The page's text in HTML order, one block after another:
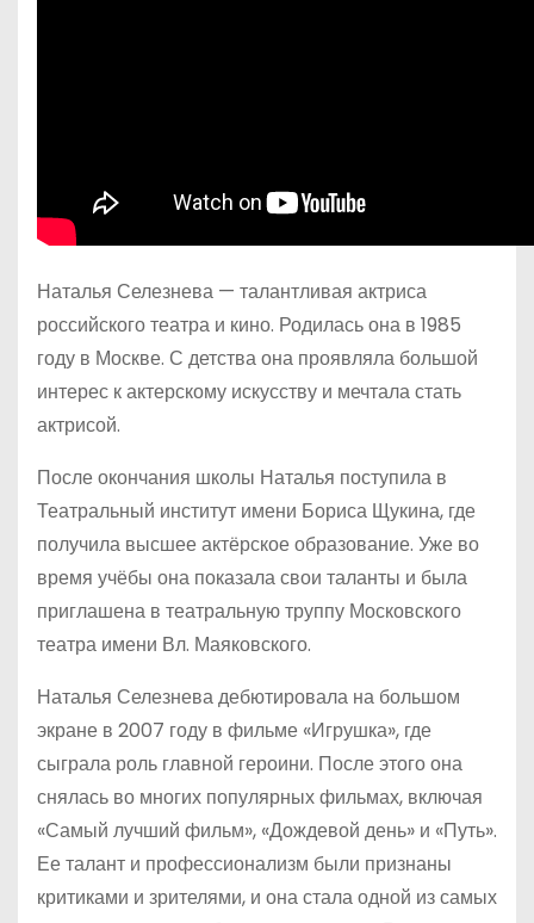
Наталья Селезнева — талантливая актриса
российского театра и кино. Родилась она в 1985
году в Москве. С детства она проявляла большой
интерес к актерскому искусству и мечтала стать
актрисой.
После окончания школы Наталья поступила в
Театральный институт имени Бориса Щукина, где
получила высшее актёрское образование. Уже во
время учёбы она показала свои таланты и была
приглашена в театральную труппу Московского
театра имени Вл. Маяковского.
Наталья Селезнева дебютировала на большом
экране в 2007 году в фильме «Игрушка», где
сыграла роль главной героини. После этого она
снялась во многих популярных фильмах, включая
«Самый лучший фильм», «Дождевой день» и «Путь».
Ее талант и профессионализм были признаны
критиками и зрителями, и она стала одной из самых